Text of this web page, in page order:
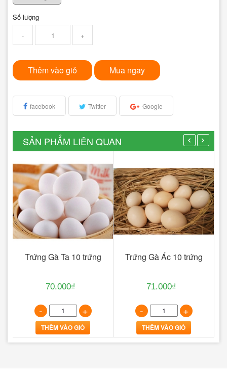
Số lượng
-
+
Thêm vào giỏ Mua ngay
facebook Twitter Google
SẢN PHẨM LIÊN QUAN
Trứng Gà Ta 10 trứng
70.000₫
- +
THÊM VÀO GIỎ
Trứng Gà Ác 10 trứng
71.000₫
- +
THÊM VÀO GIỎ